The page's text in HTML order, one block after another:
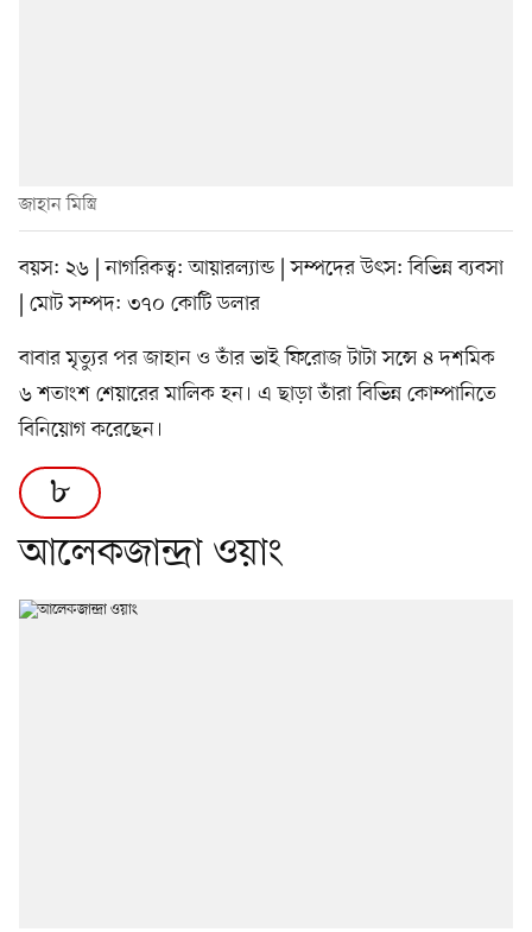
জাহান মিস্ত্রি
বয়স: ২৬ | নাগরিকত্ব: আয়ারল্যান্ড | সম্পদের উৎস: বিভিন্ন ব্যবসা
| মোট সম্পদ: ৩৭০ কোটি ডলার
বাবার মৃত্যুর পর জাহান ও তাঁর ভাই ফিরোজ টাটা সন্সে ৪ দশমিক
৬ শতাংশ শেয়ারের মালিক হন। এ ছাড়া তাঁরা বিভিন্ন কোম্পানিতে
বিনিয়োগ করেছেন।
৮
আলেকজান্দ্রা ওয়াং